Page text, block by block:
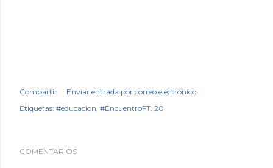
Compartir
Enviar entrada por correo electrónico
Etiquetas: #educacion #EncuentroFT 20
COMENTARIOS